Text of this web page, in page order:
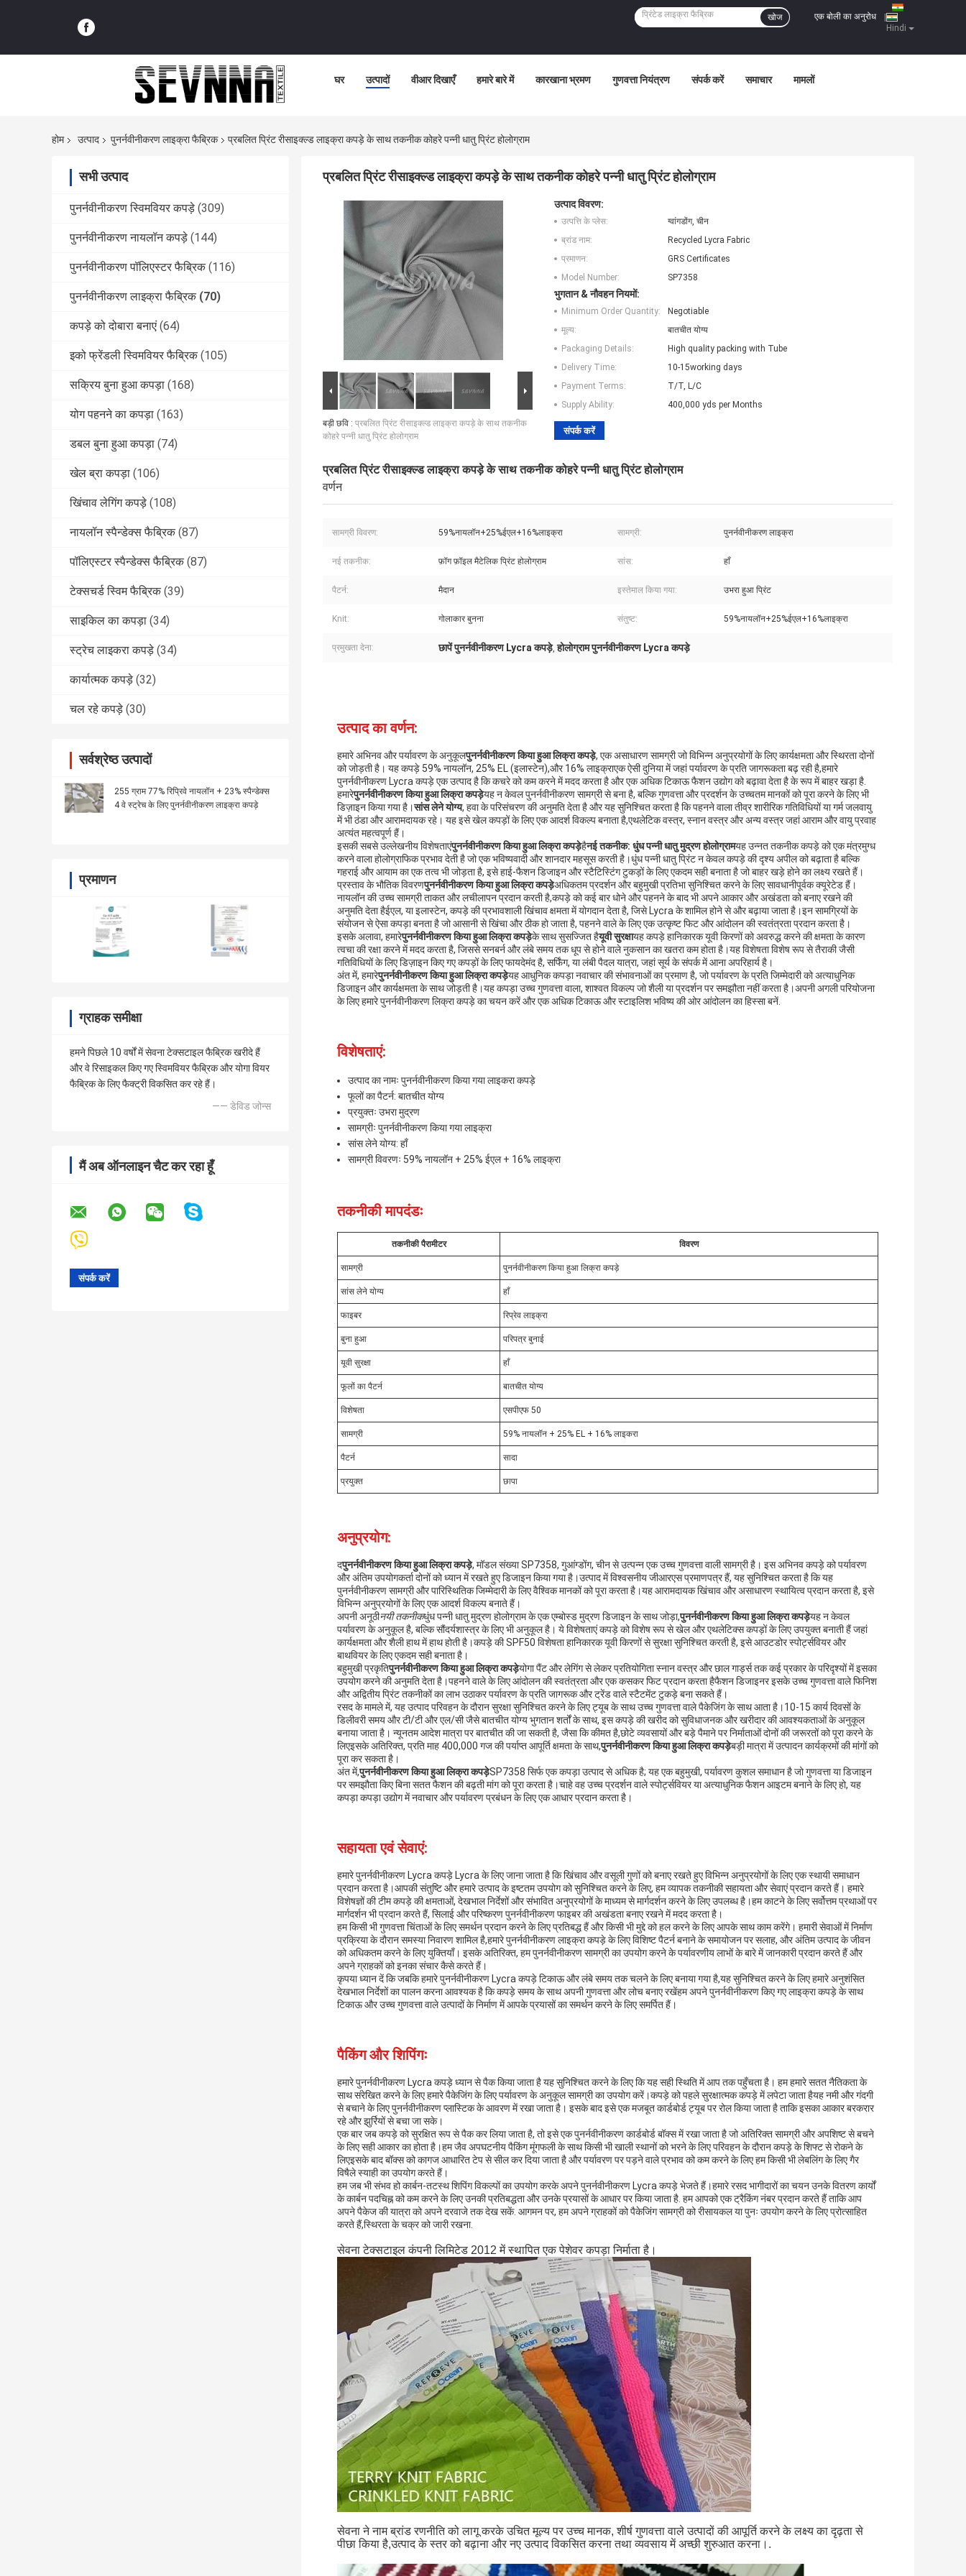
Hindi
एक बोली का अनुरोध
खोज
घर उत्पादों वीआर दिखाएँ हमारे बारे में कारखाना भ्रमण गुणवत्ता नियंत्रण संपर्क करें समाचार मामलों
होम उत्पाद पुनर्नवीनीकरण लाइक्रा फैब्रिक प्रबलित प्रिंट रीसाइक्ल्ड लाइक्रा कपड़े के साथ तकनीक कोहरे पन्नी धातु प्रिंट होलोग्राम
सभी उत्पाद
पुनर्नवीनीकरण स्विमवियर कपड़े (309)
पुनर्नवीनीकरण नायलॉन कपड़े (144)
पुनर्नवीनीकरण पॉलिएस्टर फैब्रिक (116)
पुनर्नवीनीकरण लाइक्रा फैब्रिक (70)
कपड़े को दोबारा बनाएं (64)
इको फ्रेंडली स्विमवियर फैब्रिक (105)
सक्रिय बुना हुआ कपड़ा (168)
योग पहनने का कपड़ा (163)
डबल बुना हुआ कपड़ा (74)
खेल ब्रा कपड़ा (106)
खिंचाव लेगिंग कपड़े (108)
नायलॉन स्पैन्डेक्स फैब्रिक (87)
पॉलिएस्टर स्पैन्डेक्स फैब्रिक (87)
टेक्सचर्ड स्विम फैब्रिक (39)
साइकिल का कपड़ा (34)
स्ट्रेच लाइकरा कपड़े (34)
कार्यात्मक कपड़े (32)
चल रहे कपड़े (30)
सर्वश्रेष्ठ उत्पादों
255 ग्राम 77% रिप्रिवे नायलॉन + 23% स्पैन्डेक्स
4 वे स्ट्रेच के लिए पुनर्नवीनीकरण लाइक्रा कपड़े
प्रमाणन
ग्राहक समीक्षा
हमने पिछले 10 वर्षों में सेवना टेक्सटाइल फैब्रिक खरीदे हैं
और वे रिसाइकल किए गए स्विमवियर फैब्रिक और योगा वियर
फैब्रिक के लिए फैक्ट्री विकसित कर रहे हैं।
—— डेविड जोन्स
मैं अब ऑनलाइन चैट कर रहा हूँ
प्रबलित प्रिंट रीसाइक्ल्ड लाइक्रा कपड़े के साथ तकनीक कोहरे पन्नी धातु प्रिंट होलोग्राम
बड़ी छवि : प्रबलित प्रिंट रीसाइक्ल्ड लाइक्रा कपड़े के साथ तकनीक
कोहरे पन्नी धातु प्रिंट होलोग्राम
उत्पाद विवरण:
उत्पत्ति के प्लेस:
ग्वांगडोंग, चीन
ब्रांड नाम:
Recycled Lycra Fabric
प्रमाणन:
GRS Certificates
Model Number:
SP7358
भुगतान & नौवहन नियमों:
Minimum Order Quantity:
Negotiable
मूल्य:
बातचीत योग्य
Packaging Details:
High quality packing with Tube
Delivery Time:
10-15working days
Payment Terms:
T/T, L/C
Supply Ability:
400,000 yds per Months
संपर्क करें
प्रबलित प्रिंट रीसाइक्ल्ड लाइक्रा कपड़े के साथ तकनीक कोहरे पन्नी धातु प्रिंट होलोग्राम
वर्णन
सामग्री विवरण: 59%नायलॉन+25%ईएल+16%लाइक्रा सामग्री: पुनर्नवीनीकरण लाइक्रा
नई तकनीक: फ़ॉग फ़ॉइल मैटेलिक प्रिंट होलोग्राम सांस: हाँ
पैटर्न: मैदान इस्तेमाल किया गया: उभरा हुआ प्रिंट
Knit: गोलाकार बुनना संतुष्ट: 59%नायलॉन+25%ईएल+16%लाइक्रा
प्रमुखता देना: छापें पुनर्नवीनीकरण Lycra कपड़े,होलोग्राम पुनर्नवीनीकरण Lycra कपड़े
उत्पाद का वर्णन:
हमारे अभिनव और पर्यावरण के अनुकूलपुनर्नवीनीकरण किया हुआ लिक्रा कपड़े, एक असाधारण सामग्री जो विभिन्न अनुप्रयोगों के लिए कार्यक्षमता और स्थिरता दोनों
को जोड़ती है। यह कपड़े 59% नायलॉन, 25% EL (इलास्टेन),और 16% लाइक्राएक ऐसी दुनिया में जहां पर्यावरण के प्रति जागरूकता बढ़ रही है,हमारे
पुनर्नवीनीकरण Lycra कपड़े एक उत्पाद है कि कचरे को कम करने में मदद करता है और एक अधिक टिकाऊ फैशन उद्योग को बढ़ावा देता है के रूप में बाहर खड़ा है.
हमारेपुनर्नवीनीकरण किया हुआ लिक्रा कपड़ेयह न केवल पुनर्नवीनीकरण सामग्री से बना है, बल्कि गुणवत्ता और प्रदर्शन के उच्चतम मानकों को पूरा करने के लिए भी
डिज़ाइन किया गया है।सांस लेने योग्य, हवा के परिसंचरण की अनुमति देता है और यह सुनिश्चित करता है कि पहनने वाला तीव्र शारीरिक गतिविधियों या गर्म जलवायु
में भी ठंडा और आरामदायक रहे। यह इसे खेल कपड़ों के लिए एक आदर्श विकल्प बनाता है,एथलेटिक वस्त्र, स्नान वस्त्र और अन्य वस्त्र जहां आराम और वायु प्रवाह
अत्यंत महत्वपूर्ण हैं।
इसकी सबसे उल्लेखनीय विशेषताएंपुनर्नवीनीकरण किया हुआ लिक्रा कपड़ेहैनई तकनीक: धुंध पन्नी धातु मुद्रण होलोग्रामयह उन्नत तकनीक कपड़े को एक मंत्रमुग्ध
करने वाला होलोग्राफिक प्रभाव देती है जो एक भविष्यवादी और शानदार महसूस करती है।धुंध पन्नी धातु प्रिंट न केवल कपड़े की दृश्य अपील को बढ़ाता है बल्कि
गहराई और आयाम का एक तत्व भी जोड़ता है, इसे हाई-फैशन डिजाइन और स्टैटिस्टिंग टुकड़ों के लिए एकदम सही बनाता है जो बाहर खड़े होने का लक्ष्य रखते हैं।
प्रस्ताव के भौतिक विवरणपुनर्नवीनीकरण किया हुआ लिक्रा कपड़ेअधिकतम प्रदर्शन और बहुमुखी प्रतिभा सुनिश्चित करने के लिए सावधानीपूर्वक क्यूरेटेड हैं।
नायलॉन की उच्च सामग्री ताकत और लचीलापन प्रदान करती है,कपड़े को कई बार धोने और पहनने के बाद भी अपने आकार और अखंडता को बनाए रखने की
अनुमति देता हैईएल, या इलास्टेन, कपड़े की प्रभावशाली खिंचाव क्षमता में योगदान देता है, जिसे Lycra के शामिल होने से और बढ़ाया जाता है।इन सामग्रियों के
संयोजन से ऐसा कपड़ा बनता है जो आसानी से खिंचा और ठीक हो जाता है, पहनने वाले के लिए एक उत्कृष्ट फिट और आंदोलन की स्वतंत्रता प्रदान करता है।
इसके अलावा, हमारेपुनर्नवीनीकरण किया हुआ लिक्रा कपड़ेके साथ सुसज्जित हैयूवी सुरक्षायह कपड़े हानिकारक यूवी किरणों को अवरुद्ध करने की क्षमता के कारण
त्वचा की रक्षा करने में मदद करता है, जिससे सनबर्न और लंबे समय तक धूप से होने वाले नुकसान का खतरा कम होता है।यह विशेषता विशेष रूप से तैराकी जैसी
गतिविधियों के लिए डिज़ाइन किए गए कपड़ों के लिए फायदेमंद है, सर्फिंग, या लंबी पैदल यात्रा, जहां सूर्य के संपर्क में आना अपरिहार्य है।
अंत में, हमारेपुनर्नवीनीकरण किया हुआ लिक्रा कपड़ेयह आधुनिक कपड़ा नवाचार की संभावनाओं का प्रमाण है, जो पर्यावरण के प्रति जिम्मेदारी को अत्याधुनिक
डिजाइन और कार्यक्षमता के साथ जोड़ती है।यह कपड़ा उच्च गुणवत्ता वाला, शाश्वत विकल्प जो शैली या प्रदर्शन पर समझौता नहीं करता है।अपनी अगली परियोजना
के लिए हमारे पुनर्नवीनीकरण लिक्रा कपड़े का चयन करें और एक अधिक टिकाऊ और स्टाइलिश भविष्य की ओर आंदोलन का हिस्सा बनें.
विशेषताएं:
उत्पाद का नामः पुनर्नवीनीकरण किया गया लाइकरा कपड़े
फूलों का पैटर्न: बातचीत योग्य
प्रयुक्तः उभरा मुद्रण
सामग्रीः पुनर्नवीनीकरण किया गया लाइक्रा
सांस लेने योग्य: हाँ
सामग्री विवरणः 59% नायलॉन + 25% ईएल + 16% लाइक्रा
तकनीकी मापदंडः
तकनीकी पैरामीटर विवरण
सामग्री पुनर्नवीनीकरण किया हुआ लिक्रा कपड़े
सांस लेने योग्य हाँ
फाइबर रिप्रेव लाइक्रा
बुना हुआ परिपत्र बुनाई
यूवी सुरक्षा हाँ
फूलों का पैटर्न बातचीत योग्य
विशेषता एसपीएफ 50
सामग्री 59% नायलॉन + 25% EL + 16% लाइकरा
पैटर्न सादा
प्रयुक्त छापा
अनुप्रयोग:
दपुनर्नवीनीकरण किया हुआ लिक्रा कपड़े, मॉडल संख्या SP7358, गुआंग्डोंग, चीन से उत्पन्न एक उच्च गुणवत्ता वाली सामग्री है। इस अभिनव कपड़े को पर्यावरण
और अंतिम उपयोगकर्ता दोनों को ध्यान में रखते हुए डिजाइन किया गया है।उत्पाद में विश्वसनीय जीआरएस प्रमाणपत्र हैं, यह सुनिश्चित करता है कि यह
पुनर्नवीनीकरण सामग्री और पारिस्थितिक जिम्मेदारी के लिए वैश्विक मानकों को पूरा करता है।यह आरामदायक खिंचाव और असाधारण स्थायित्व प्रदान करता है, इसे
विभिन्न अनुप्रयोगों के लिए एक आदर्श विकल्प बनाते हैं।
अपनी अनूठीनयी तकनीकधुंध पन्नी धातु मुद्रण होलोग्राम के एक एम्बोस्ड मुद्रण डिजाइन के साथ जोड़ा,पुनर्नवीनीकरण किया हुआ लिक्रा कपड़ेयह न केवल
पर्यावरण के अनुकूल है, बल्कि सौंदर्यशास्त्र के लिए भी अनुकूल है। ये विशेषताएं कपड़े को विशेष रूप से खेल और एथलेटिक्स कपड़ों के लिए उपयुक्त बनाती हैं जहां
कार्यक्षमता और शैली हाथ में हाथ होती है।कपड़े की SPF50 विशेषता हानिकारक यूवी किरणों से सुरक्षा सुनिश्चित करती है, इसे आउटडोर स्पोर्ट्सवियर और
बाथवियर के लिए एकदम सही बनाता है।
बहुमुखी प्रकृतिपुनर्नवीनीकरण किया हुआ लिक्रा कपड़ेयोगा पैंट और लेगिंग से लेकर प्रतियोगिता स्नान वस्त्र और छाल गार्ड्स तक कई प्रकार के परिदृश्यों में इसका
उपयोग करने की अनुमति देता है।पहनने वाले के लिए आंदोलन की स्वतंत्रता और एक कसकर फिट प्रदान करता हैफैशन डिजाइनर इसके उच्च गुणवत्ता वाले फिनिश
और अद्वितीय प्रिंट तकनीकों का लाभ उठाकर पर्यावरण के प्रति जागरूक और ट्रेंड वाले स्टैटमेंट टुकड़े बना सकते हैं।
रसद के मामले में, यह उत्पाद परिवहन के दौरान सुरक्षा सुनिश्चित करने के लिए ट्यूब के साथ उच्च गुणवत्ता वाले पैकेजिंग के साथ आता है।10-15 कार्य दिवसों के
डिलीवरी समय और टी/टी और एल/सी जैसे बातचीत योग्य भुगतान शर्तों के साथ, इस कपड़े की खरीद को सुविधाजनक और खरीदार की आवश्यकताओं के अनुकूल
बनाया जाता है। न्यूनतम आदेश मात्रा पर बातचीत की जा सकती है, जैसा कि कीमत है,छोटे व्यवसायों और बड़े पैमाने पर निर्माताओं दोनों की जरूरतों को पूरा करने के
लिएइसके अतिरिक्त, प्रति माह 400,000 गज की पर्याप्त आपूर्ति क्षमता के साथ,पुनर्नवीनीकरण किया हुआ लिक्रा कपड़ेबड़ी मात्रा में उत्पादन कार्यक्रमों की मांगों को
पूरा कर सकता है।
अंत में,पुनर्नवीनीकरण किया हुआ लिक्रा कपड़ेSP7358 सिर्फ एक कपड़ा उत्पाद से अधिक है; यह एक बहुमुखी, पर्यावरण कुशल समाधान है जो गुणवत्ता या डिजाइन
पर समझौता किए बिना सतत फैशन की बढ़ती मांग को पूरा करता है।चाहे वह उच्च प्रदर्शन वाले स्पोर्ट्सवियर या अत्याधुनिक फैशन आइटम बनाने के लिए हो, यह
कपड़ा कपड़ा उद्योग में नवाचार और पर्यावरण प्रबंधन के लिए एक आधार प्रदान करता है।
सहायता एवं सेवाएं:
हमारे पुनर्नवीनीकरण Lycra कपड़े Lycra के लिए जाना जाता है कि खिंचाव और वसूली गुणों को बनाए रखते हुए विभिन्न अनुप्रयोगों के लिए एक स्थायी समाधान
प्रदान करता है।आपकी संतुष्टि और हमारे उत्पाद के इष्टतम उपयोग को सुनिश्चित करने के लिए, हम व्यापक तकनीकी सहायता और सेवाएं प्रदान करते हैं। हमारे
विशेषज्ञों की टीम कपड़े की क्षमताओं, देखभाल निर्देशों और संभावित अनुप्रयोगों के माध्यम से मार्गदर्शन करने के लिए उपलब्ध है।हम काटने के लिए सर्वोत्तम प्रथाओं पर
मार्गदर्शन भी प्रदान करते हैं, सिलाई और परिष्करण पुनर्नवीनीकरण फाइबर की अखंडता बनाए रखने में मदद करता है।
हम किसी भी गुणवत्ता चिंताओं के लिए समर्थन प्रदान करने के लिए प्रतिबद्ध हैं और किसी भी मुद्दे को हल करने के लिए आपके साथ काम करेंगे। हमारी सेवाओं में निर्माण
प्रक्रिया के दौरान समस्या निवारण शामिल है,हमारे पुनर्नवीनीकरण लाइक्रा कपड़े के लिए विशिष्ट पैटर्न बनाने के समायोजन पर सलाह, और अंतिम उत्पाद के जीवन
को अधिकतम करने के लिए युक्तियाँ। इसके अतिरिक्त, हम पुनर्नवीनीकरण सामग्री का उपयोग करने के पर्यावरणीय लाभों के बारे में जानकारी प्रदान करते हैं और
अपने ग्राहकों को इनका संचार कैसे करते हैं।
कृपया ध्यान दें कि जबकि हमारे पुनर्नवीनीकरण Lycra कपड़े टिकाऊ और लंबे समय तक चलने के लिए बनाया गया है,यह सुनिश्चित करने के लिए हमारे अनुशंसित
देखभाल निर्देशों का पालन करना आवश्यक है कि कपड़े समय के साथ अपनी गुणवत्ता और लोच बनाए रखेंहम अपने पुनर्नवीनीकरण किए गए लाइक्रा कपड़े के साथ
टिकाऊ और उच्च गुणवत्ता वाले उत्पादों के निर्माण में आपके प्रयासों का समर्थन करने के लिए समर्पित हैं।
पैकिंग और शिपिंगः
हमारे पुनर्नवीनीकरण Lycra कपड़े ध्यान से पैक किया जाता है यह सुनिश्चित करने के लिए कि यह सही स्थिति में आप तक पहुँचता है। हम हमारे सतत नैतिकता के
साथ संरेखित करने के लिए हमारे पैकेजिंग के लिए पर्यावरण के अनुकूल सामग्री का उपयोग करें।कपड़े को पहले सुरक्षात्मक कपड़े में लपेटा जाता हैयह नमी और गंदगी
से बचाने के लिए पुनर्नवीनीकरण प्लास्टिक के आवरण में रखा जाता है। इसके बाद इसे एक मजबूत कार्डबोर्ड ट्यूब पर रोल किया जाता है ताकि इसका आकार बरकरार
रहे और झुर्रियों से बचा जा सके।
एक बार जब कपड़े को सुरक्षित रूप से पैक कर लिया जाता है, तो इसे एक पुनर्नवीनीकरण कार्डबोर्ड बॉक्स में रखा जाता है जो अतिरिक्त सामग्री और अपशिष्ट से बचने
के लिए सही आकार का होता है।हम जैव अपघटनीय पैकिंग मूंगफली के साथ किसी भी खाली स्थानों को भरने के लिए परिवहन के दौरान कपड़े के शिफ्ट से रोकने के
लिएइसके बाद बॉक्स को कागज आधारित टेप से सील कर दिया जाता है और पर्यावरण पर पड़ने वाले प्रभाव को कम करने के लिए हम किसी भी लेबलिंग के लिए गैर
विषैले स्याही का उपयोग करते हैं।
हम जब भी संभव हो कार्बन-तटस्थ शिपिंग विकल्पों का उपयोग करके अपने पुनर्नवीनीकरण Lycra कपड़े भेजते हैं।हमारे रसद भागीदारों का चयन उनके वितरण कार्यों
के कार्बन पदचिह्न को कम करने के लिए उनकी प्रतिबद्धता और उनके प्रयासों के आधार पर किया जाता है. हम आपको एक ट्रैकिंग नंबर प्रदान करते हैं ताकि आप
अपने पैकेज की यात्रा को अपने दरवाजे तक देख सकें. आगमन पर, हम अपने ग्राहकों को पैकेजिंग सामग्री को रीसायकल या पुनः उपयोग करने के लिए प्रोत्साहित
करते हैं,स्थिरता के चक्र को जारी रखना.
सेवना टेक्सटाइल कंपनी लिमिटेड 2012 में स्थापित एक पेशेवर कपड़ा निर्माता है।
सेवना ने नाम ब्रांड रणनीति को लागू करके उचित मूल्य पर उच्च मानक, शीर्ष गुणवत्ता वाले उत्पादों की आपूर्ति करने के लक्ष्य का दृढ़ता से
पीछा किया है,उत्पाद के स्तर को बढ़ाना और नए उत्पाद विकसित करना तथा व्यवसाय में अच्छी शुरुआत करना।.